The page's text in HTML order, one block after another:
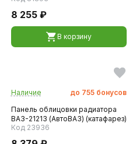
8 255 ₽
В корзину
Наличие до 755 бонусов
Панель облицовки радиатора
ВАЗ-21213 (АвтоВАЗ) (катафарез)
Код 23936